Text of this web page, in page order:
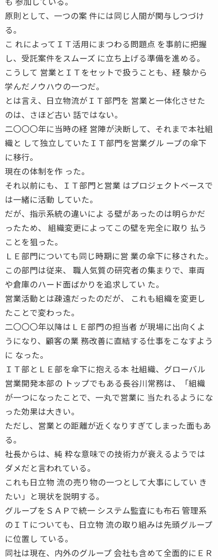
原則として、一つの案 件には同じ人間が関与しつづけ
る。
こ れによってＩＴ活用にまつわる問題点 を事前に把握
し、受託案件をスムーズ に立ち上げる準備を進める。
こうして 営業とＩＴをセットで扱うことも、経 験から
学んだノウハウの一つだ。
とは言え、日立物流がＩＴ部門を 営業と一体化させた
のは、さほど古い 話ではない。
二〇〇〇年に当時の経 営陣が決断して、それまで本社組
織と して独立していたＩＴ部門を営業グル ープの傘下
に移行。
現在の体制を作 った。
それ以前にも、ＩＴ部門と営業 はプロジェクトベースで
は一緒に活動 していた。
だが、指示系統の違いによ る壁があったのは明らかだ
ったため、 組織変更によってこの壁を完全に取り 払う
ことを狙った。
ＬＥ部門についても同じ時期に営 業の傘下に移された。
この部門は従来、 職人気質の研究者の集まりで、車両
や倉庫のハード面ばかりを追求してい た。
営業活動とは疎遠だったのだが、 これも組織を変更し
たことで変わった。
二〇〇〇年以降はＬＥ部門の担当者 が現場に出向くよ
うになり、顧客の業 務改善に直結する仕事をこなすよう
に なった。
ＩＴ部とＬＥ部を傘下に抱える本 社組織、グローバル
営業開発本部の トップでもある長谷川常務は、「組織
が一つになったことで、一丸で営業に 当たれるようにな
った効果は大きい。
ただし、営業との距離が近くなりすぎてしまった面もあ
る。
社長からは、純 粋な意味での技術力が衰えるようでは
ダメだと言われている。
これも日立物 流の売り物の一つとして大事にしてい き
たい」と現状を説明する。
グループをＳＡＰで統一 システム監査にも布石 管理系
のＩＴについても、日立物 流の取り組みは先頭グループ
に位置し ている。
同社は現在、内外のグループ 会社も含めて全面的にＥＲ